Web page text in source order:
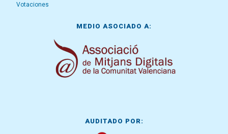
Votaciones
MEDIO ASOCIADO A:
AUDITADO POR: